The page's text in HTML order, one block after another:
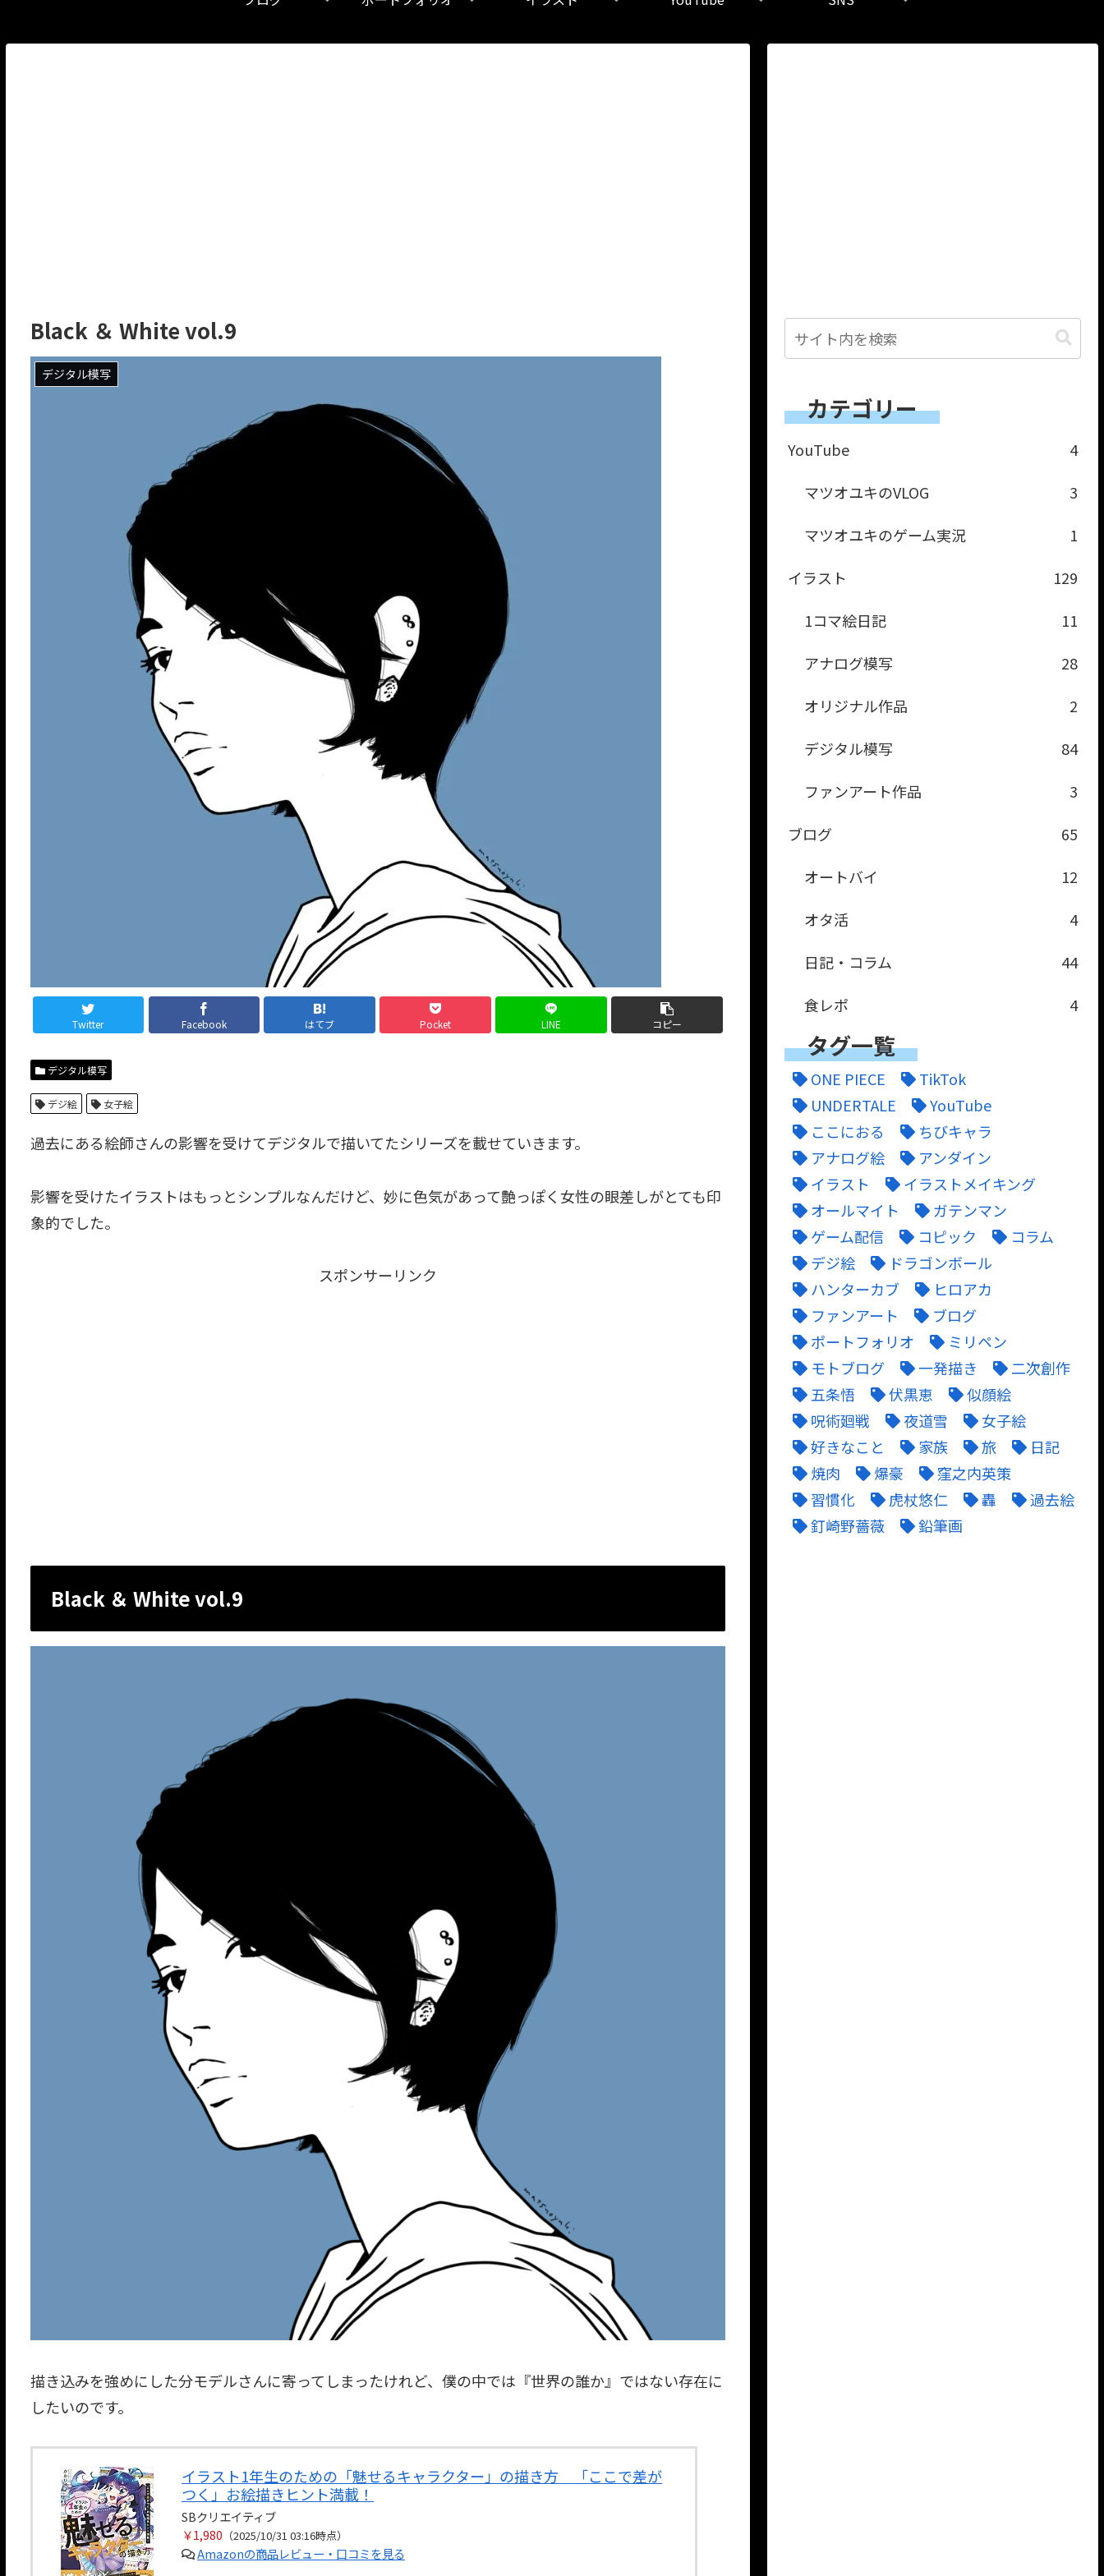
Black ＆ White vol.9
デジタル模写
Twitter Facebook はてブ Pocket LINE コピー
デジタル模写
デジ絵 女子絵
過去にある絵師さんの影響を受けてデジタルで描いてたシリーズを載せていきます。
影響を受けたイラストはもっとシンプルなんだけど、妙に色気があって艶っぽく女性の眼差しがとても印
象的でした。
スポンサーリンク
Black ＆ White vol.9
描き込みを強めにした分モデルさんに寄ってしまったけれど、僕の中では『世界の誰か』ではない存在に
したいのです。
イラスト1年生のための「魅せるキャラクター」の描き方 「ここで差が
つく」お絵描きヒント満載！
SBクリエイティブ
￥1,980 （2025/10/31 03:16時点）
Amazonの商品レビュー・口コミを見る
カテゴリー
YouTube
4
マツオユキのVLOG
3
マツオユキのゲーム実況
1
イラスト
129
1コマ絵日記
11
アナログ模写
28
オリジナル作品
2
デジタル模写
84
ファンアート作品
3
ブログ
65
オートバイ
12
オタ活
4
日記・コラム
44
食レポ
4
タグ一覧
ONE PIECE
TikTok
UNDERTALE
YouTube
ここにおる
ちびキャラ
アナログ絵
アンダイン
イラスト
イラストメイキング
オールマイト
ガテンマン
ゲーム配信
コピック
コラム
デジ絵
ドラゴンボール
ハンターカブ
ヒロアカ
ファンアート
ブログ
ポートフォリオ
ミリペン
モトブログ
一発描き
二次創作
五条悟
伏黒恵
似顔絵
呪術廻戦
夜道雪
女子絵
好きなこと
家族 旅
日記
焼肉
爆豪
窪之内英策
習慣化
虎杖悠仁 轟
過去絵
釘崎野薔薇
鉛筆画